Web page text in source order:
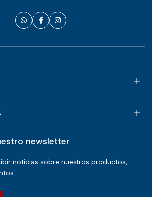
newsletter
noticias sobre nuestros productos,